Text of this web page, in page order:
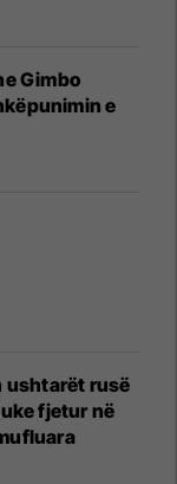
Gimbo
e
ushtarët rusë
fjetur në